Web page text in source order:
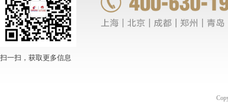
扫一扫，获取更多信息